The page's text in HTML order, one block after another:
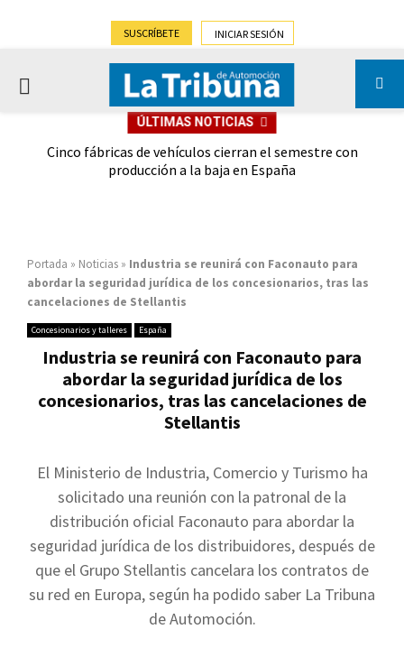
SUSCRÍBETE INICIAR SESIÓN
PRIMARY
ÚLTIMAS NOTICIAS
Cinco fábricas de vehículos cierran el semestre con
producción a la baja en España
Portada » Noticias » Industria se reunirá con Faconauto para
abordar la seguridad jurídica de los concesionarios, tras las
cancelaciones de Stellantis
Concesionarios y talleres España
Industria se reunirá con Faconauto para
abordar la seguridad jurídica de los
concesionarios, tras las cancelaciones de
Stellantis
El Ministerio de Industria, Comercio y Turismo ha
solicitado una reunión con la patronal de la
distribución oficial Faconauto para abordar la
seguridad jurídica de los distribuidores, después de
que el Grupo Stellantis cancelara los contratos de
su red en Europa, según ha podido saber La Tribuna
de Automoción.